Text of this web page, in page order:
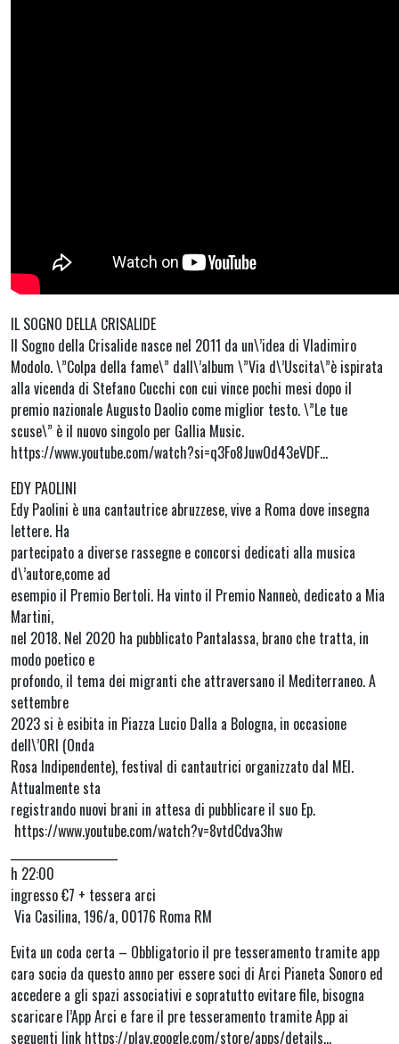
IL SOGNO DELLA CRISALIDE
Il Sogno della Crisalide nasce nel 2011 da un\’idea di Vladimiro
Modolo. \”Colpa della fame\” dall\’album \”Via d\’Uscita\”è ispirata
alla vicenda di Stefano Cucchi con cui vince pochi mesi dopo il
premio nazionale Augusto Daolio come miglior testo. \”Le tue
scuse\” è il nuovo singolo per Gallia Music.
https://www.youtube.com/watch?si=q3Fo8JuwOd43eVDF…
EDY PAOLINI
Edy Paolini è una cantautrice abruzzese, vive a Roma dove insegna
lettere. Ha
partecipato a diverse rassegne e concorsi dedicati alla musica
d\’autore,come ad
esempio il Premio Bertoli. Ha vinto il Premio Nanneò, dedicato a Mia
Martini,
nel 2018. Nel 2020 ha pubblicato Pantalassa, brano che tratta, in
modo poetico e
profondo, il tema dei migranti che attraversano il Mediterraneo. A
settembre
2023 si è esibita in Piazza Lucio Dalla a Bologna, in occasione
dell\’ORI (Onda
Rosa Indipendente), festival di cantautrici organizzato dal MEI.
Attualmente sta
registrando nuovi brani in attesa di pubblicare il suo Ep.
https://www.youtube.com/watch?v=8vtdCdva3hw
h 22:00
ingresso €7 + tessera arci
Via Casilina, 196/a, 00176 Roma RM
Evita un coda certa – Obbligatorio il pre tesseramento tramite app
carə sociə da questo anno per essere soci di Arci Pianeta Sonoro ed
accedere a gli spazi associativi e sopratutto evitare file, bisogna
scaricare l’App Arci e fare il pre tesseramento tramite App ai
seguenti link https://play.google.com/store/apps/details…